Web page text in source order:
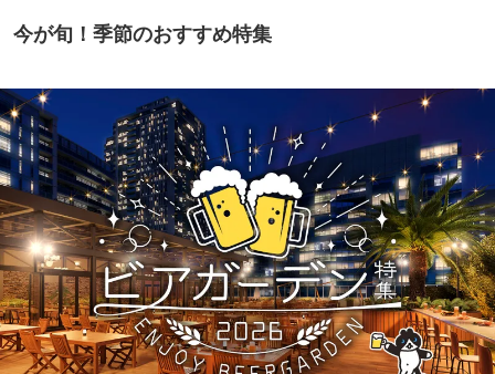
今が旬！季節のおすすめ特集